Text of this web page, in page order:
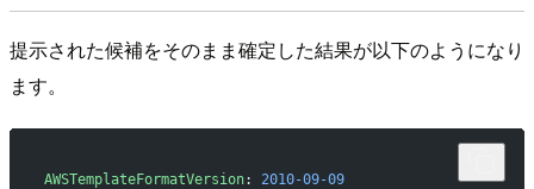
提示された候補をそのまま確定した結果が以下のようになり
ます。
AWSTemplateFormatVersion: 2010-09-09